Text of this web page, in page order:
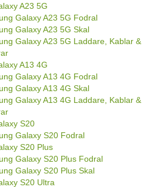
A23 5G
Galaxy A23 5G Fodral
Galaxy A23 5G Skal
Galaxy A23 5G Laddare, Kablar &
A13 4G
Galaxy A13 4G Fodral
Galaxy A13 4G Skal
Galaxy A13 4G Laddare, Kablar &
S20
Galaxy S20 Fodral
S20 Plus
Galaxy S20 Plus Fodral
Galaxy S20 Plus Skal
S20 Ultra